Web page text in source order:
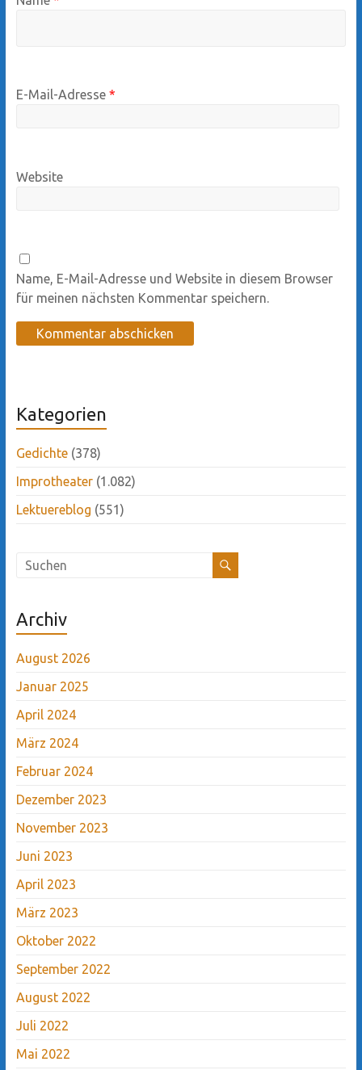
E-Mail-Adresse *
Website
Name, E-Mail-Adresse und Website in diesem Browser
für meinen nächsten Kommentar speichern.
Kategorien
Gedichte(378)
Improtheater(1.082)
Lektuereblog (551)
Archiv
August 2026
Januar 2025
April 2024
März 2024
Februar 2024
Dezember 2023
November 2023
Juni 2023
April 2023
März 2023
Oktober 2022
September 2022
August 2022
Juli 2022
Mai 2022